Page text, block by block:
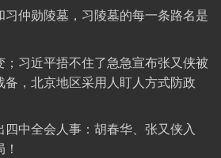
习仲勋陵墓，习陵墓的每一条路名是
；习近平捂不住了急急宣布张又侠被
，北京地区采用人盯人方式防政
中全会人事：胡春华、张又侠入